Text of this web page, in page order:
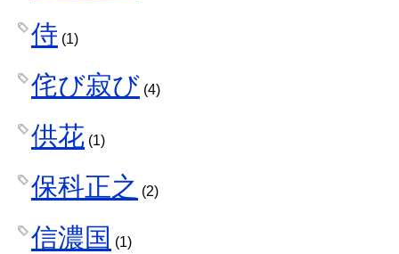
侍 (1)
侘び寂び (4)
供花 (1)
保科正之 (2)
信濃国 (1)